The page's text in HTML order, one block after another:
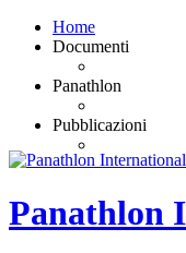
Panathlon
Home
Documenti
Panathlon
Pubblicazioni